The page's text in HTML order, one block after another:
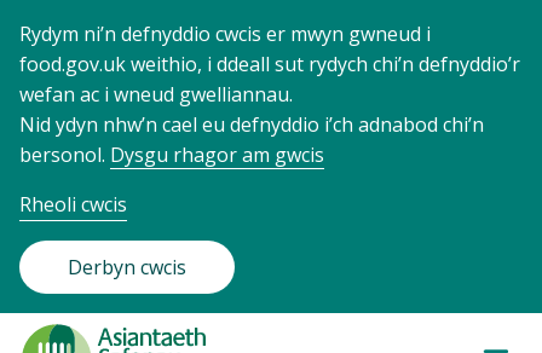
Rydym ni’n defnyddio cwcis er mwyn gwneud i
food.gov.uk weithio, i ddeall sut rydych chi’n defnyddio’r
wefan ac i wneud gwelliannau.
Nid ydyn nhw’n cael eu defnyddio i’ch adnabod chi’n
bersonol. Dysgu rhagor am gwcis
Rheoli cwcis
Derbyn cwcis
Food